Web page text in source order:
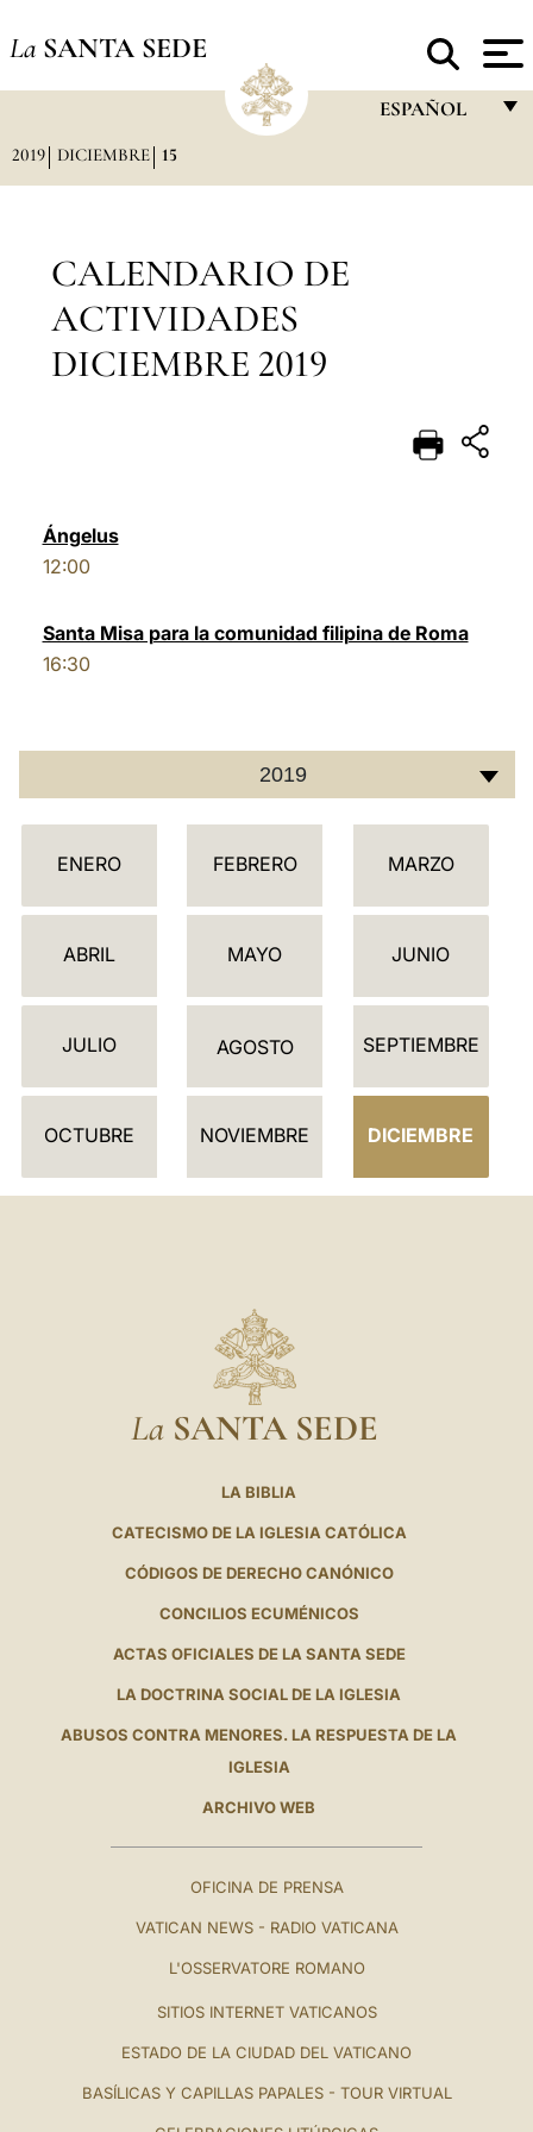
La SANTA SEDE
ESPAÑOL
POLSKI
2019 DICIEMBRE 15
CALENDARIO DE
ACTIVIDADES
DICIEMBRE 2019
Ángelus
12:00
Santa Misa para la comunidad filipina de Roma
16:30
2019
C
L
D
R
ENERO FEBRERO MARZO
ABRIL MAYO JUNIO
JULIO AGOSTO SEPTIEMBRE
OCTUBRE NOVIEMBRE DICIEMBRE
La SANTA SEDE
LA BIBLIA
CATECISMO DE LA IGLESIA CATÓLICA
CÓDIGOS DE DERECHO CANÓNICO
CONCILIOS ECUMÉNICOS
ACTAS OFICIALES DE LA SANTA SEDE
LA DOCTRINA SOCIAL DE LA IGLESIA
ABUSOS CONTRA MENORES. LA RESPUESTA DE LA
IGLESIA
ARCHIVO WEB
OFICINA DE PRENSA
VATICAN NEWS - RADIO VATICANA
L'OSSERVATORE ROMANO
SITIOS INTERNET VATICANOS
ESTADO DE LA CIUDAD DEL VATICANO
BASÍLICAS Y CAPILLAS PAPALES - TOUR VIRTUAL